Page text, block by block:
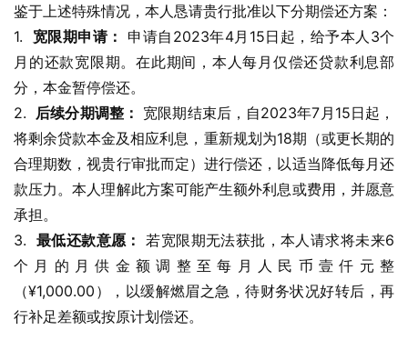
鉴于上述特殊情况，本人恳请贵行批准以下分期偿还方案：
1. 宽限期申请：
申请自2023年4月15日起，给予本人3个
月的还款宽限期。在此期间，本人每月仅偿还贷款利息部
分，本金暂停偿还。
2. 后续分期调整： 宽限期结束后，自2023年7月15日起，
将剩余贷款本金及相应利息，重新规划为18期（或更长期的
合理期数，视贵行审批而定）进行偿还，以适当降低每月还
款压力。本人理解此方案可能产生额外利息或费用，并愿意
承担。
3. 最低还款意愿： 若宽限期无法获批，本人请求将未来6
个月的月供金额调整至每月人民币壹仟元整
（¥1,000.00），以缓解燃眉之急，待财务状况好转后，再
行补足差额或按原计划偿还。